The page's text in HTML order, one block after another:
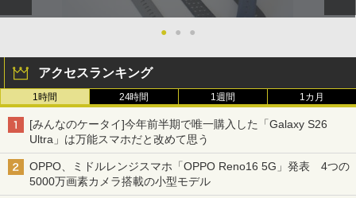
● ● ●
アクセスランキング
1時間 24時間 1週間 1カ月
[みんなのケータイ]今年前半期で唯一購入した「Galaxy S26
Ultra」は万能スマホだと改めて思う
OPPO、ミドルレンジスマホ「OPPO Reno16 5G」発表 4つの
5000万画素カメラ搭載の小型モデル